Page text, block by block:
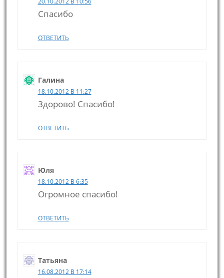
Спасибо
ОТВЕТИТЬ
Галина
18.10.2012 В 11:27
Здорово! Спасибо!
ОТВЕТИТЬ
Юля
18.10.2012 В 6:35
Огромное спасибо!
ОТВЕТИТЬ
Татьяна
16.08.2012 В 17:14